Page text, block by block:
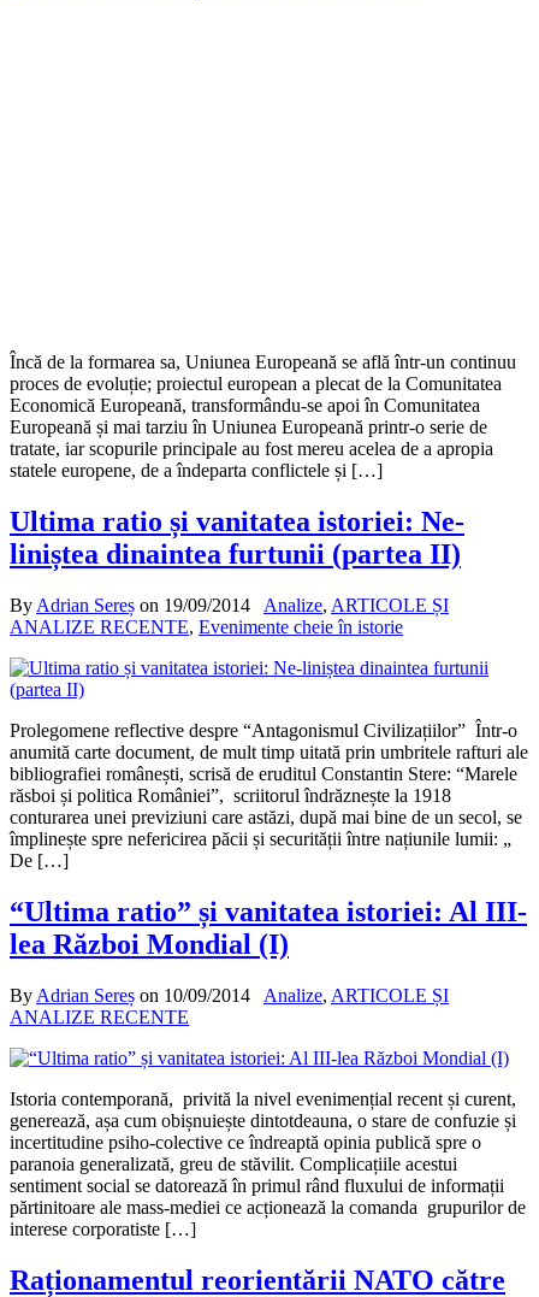
Încă de la formarea sa, Uniunea Europeană se află într-un continuu
proces de evoluție; proiectul european a plecat de la Comunitatea
Economică Europeană, transformându-se apoi în Comunitatea
Europeană și mai tarziu în Uniunea Europeană printr-o serie de
tratate, iar scopurile principale au fost mereu acelea de a apropia
statele europene, de a îndeparta conflictele și […]
Ultima ratio și vanitatea istoriei: Ne-
liniștea dinaintea furtunii (partea II)
By Adrian Sereș on 19/09/2014 Analize, ARTICOLE ȘI
ANALIZE RECENTE, Evenimente cheie în istorie
Prolegomene reflective despre “Antagonismul Civilizațiilor” Într-o
anumită carte document, de mult timp uitată prin umbritele rafturi ale
bibliografiei românești, scrisă de eruditul Constantin Stere: “Marele
răsboi și politica României”, scriitorul îndrăznește la 1918
conturarea unei previziuni care astăzi, după mai bine de un secol, se
împlinește spre nefericirea păcii și securității între națiunile lumii: „
De […]
“Ultima ratio” și vanitatea istoriei: Al III-
lea Război Mondial (I)
By Adrian Sereș on 10/09/2014 Analize, ARTICOLE ȘI
ANALIZE RECENTE
Istoria contemporană, privită la nivel evenimențial recent și curent,
generează, așa cum obișnuiește dintotdeauna, o stare de confuzie și
incertitudine psiho-colective ce îndreaptă opinia publică spre o
paranoia generalizată, greu de stăvilit. Complicațiile acestui
sentiment social se datorează în primul rând fluxului de informații
părtinitoare ale mass-mediei ce acționează la comanda grupurilor de
interese corporatiste […]
Raționamentul reorientării NATO către